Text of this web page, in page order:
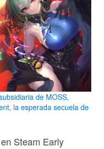
de MOSS,
la esperada secuela de
Steam Early